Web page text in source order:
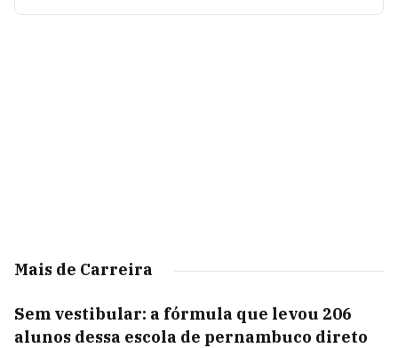
Mais de Carreira
Sem vestibular: a fórmula que levou 206
alunos dessa escola de pernambuco direto